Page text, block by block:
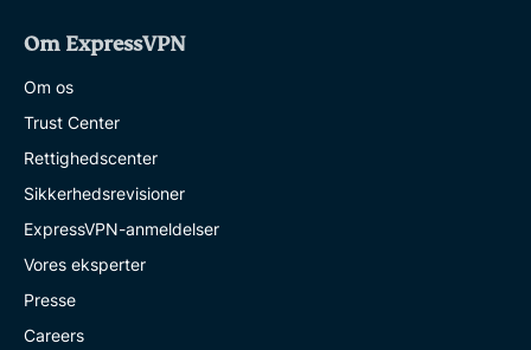
Om ExpressVPN
Om os
Trust Center
Rettighedscenter
Sikkerhedsrevisioner
ExpressVPN-anmeldelser
Vores eksperter
Presse
Careers